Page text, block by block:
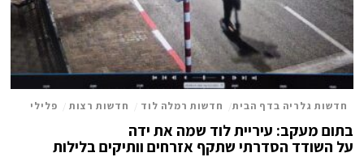
חדשות גלריה בדף הבית חדשות רמלה לוד חדשות רצות פלילי
בתום מעקב: עיריית לוד שמה את ידה
על השודד הסדרתי שתקף אזרחים וותיקים בלילות